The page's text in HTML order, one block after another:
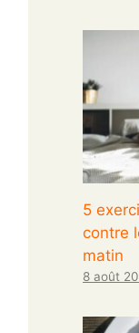
5
contre
matin
8 août